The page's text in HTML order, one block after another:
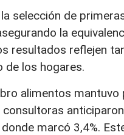
selección de
la
resultados reflejen
de los hogares.
alimentos mantuvo
marcó 3,4%.